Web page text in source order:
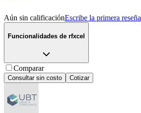
Aún sin calificaciónEscribe la primera reseña
Funcionalidades de rfxcel
Comparar
Consultar sin costo Cotizar